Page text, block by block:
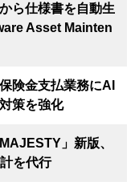
ら仕様書を自動生
Asset Mainten
険金支払業務にAI
策を強化
」新版、
を代行